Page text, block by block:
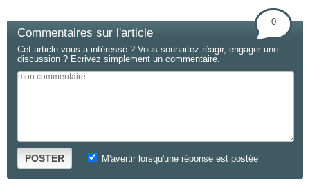
Commentaires sur l'article
0
Cet article vous a intéressé ? Vous souhaitez réagir, engager une
discussion ? Ecrivez simplement un commentaire.
POSTER M'avertir lorsqu'une réponse est postée